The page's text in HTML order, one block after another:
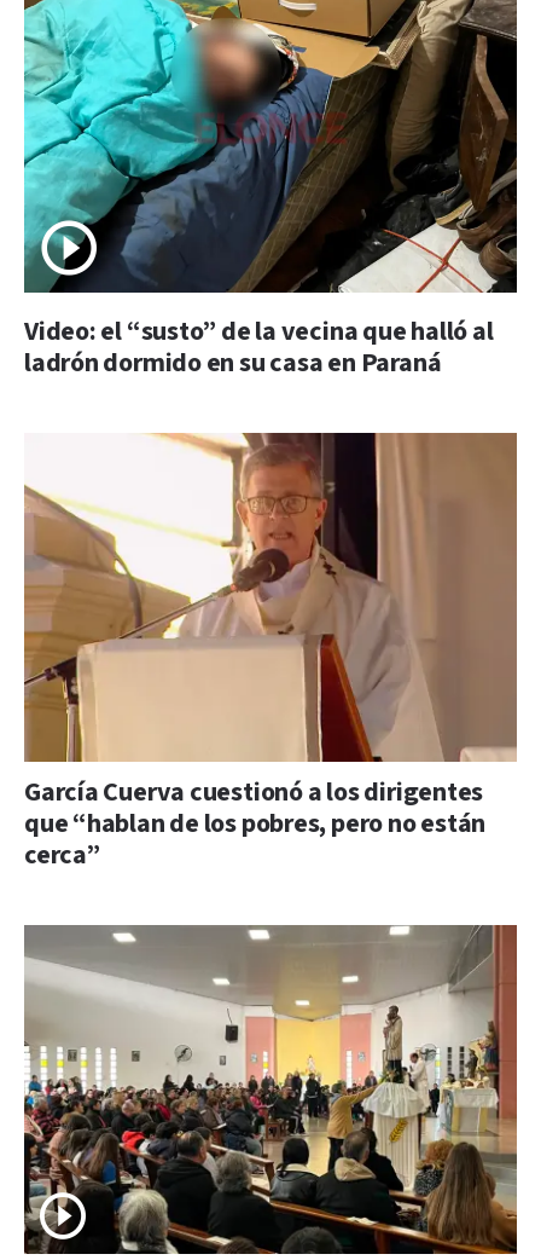
Video: el “susto” de la vecina que halló al
ladrón dormido en su casa en Paraná
García Cuerva cuestionó a los dirigentes
que “hablan de los pobres, pero no están
cerca”